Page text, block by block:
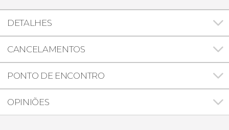
DETALHES
CANCELAMENTOS
PONTO DE ENCONTRO
OPINIÕES